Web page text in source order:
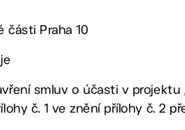
části Praha 10
smluv o účasti v projektu
č. 1 ve znění přílohy č. 2